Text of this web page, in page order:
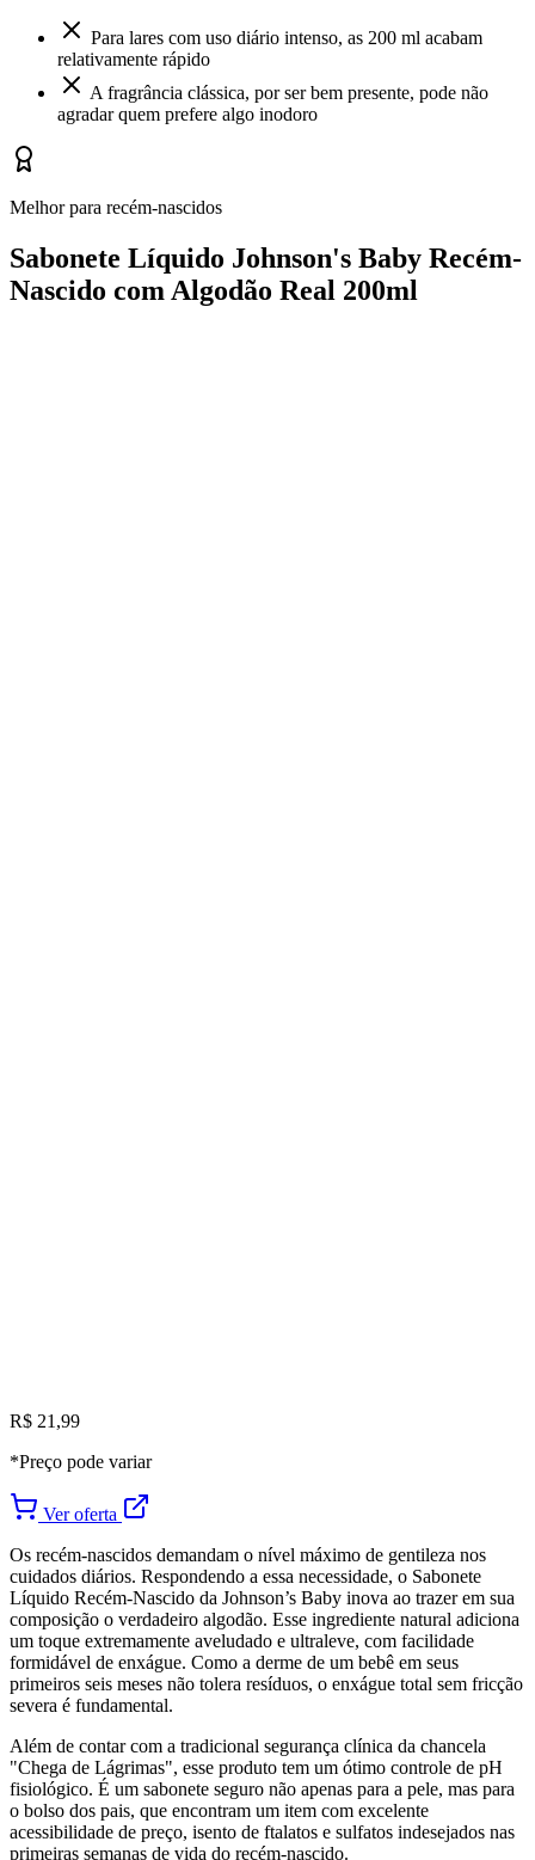
Para lares com uso diário intenso, as 200 ml acabam
relativamente rápido
A fragrância clássica, por ser bem presente, pode não
agradar quem prefere algo inodoro
Melhor para recém-nascidos
Sabonete Líquido Johnson's Baby Recém-
Nascido com Algodão Real 200ml
R$ 21,99
*Preço pode variar
Ver oferta
Os recém-nascidos demandam o nível máximo de gentileza nos
cuidados diários. Respondendo a essa necessidade, o Sabonete
Líquido Recém-Nascido da Johnson’s Baby inova ao trazer em sua
composição o verdadeiro algodão. Esse ingrediente natural adiciona
um toque extremamente aveludado e ultraleve, com facilidade
formidável de enxágue. Como a derme de um bebê em seus
primeiros seis meses não tolera resíduos, o enxágue total sem fricção
severa é fundamental.
Além de contar com a tradicional segurança clínica da chancela
"Chega de Lágrimas", esse produto tem um ótimo controle de pH
fisiológico. É um sabonete seguro não apenas para a pele, mas para
o bolso dos pais, que encontram um item com excelente
acessibilidade de preço, isento de ftalatos e sulfatos indesejados nas
primeiras semanas de vida do recém-nascido.